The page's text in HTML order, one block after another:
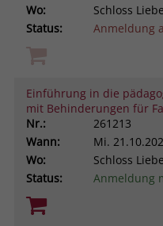
Wo:
Schloss
Status:
Anmeldung
Einführung in die
mit Behinderungen für
Nr.:
261213
Wann:
Mi.
Wo:
Schloss
Status:
Anmeldung